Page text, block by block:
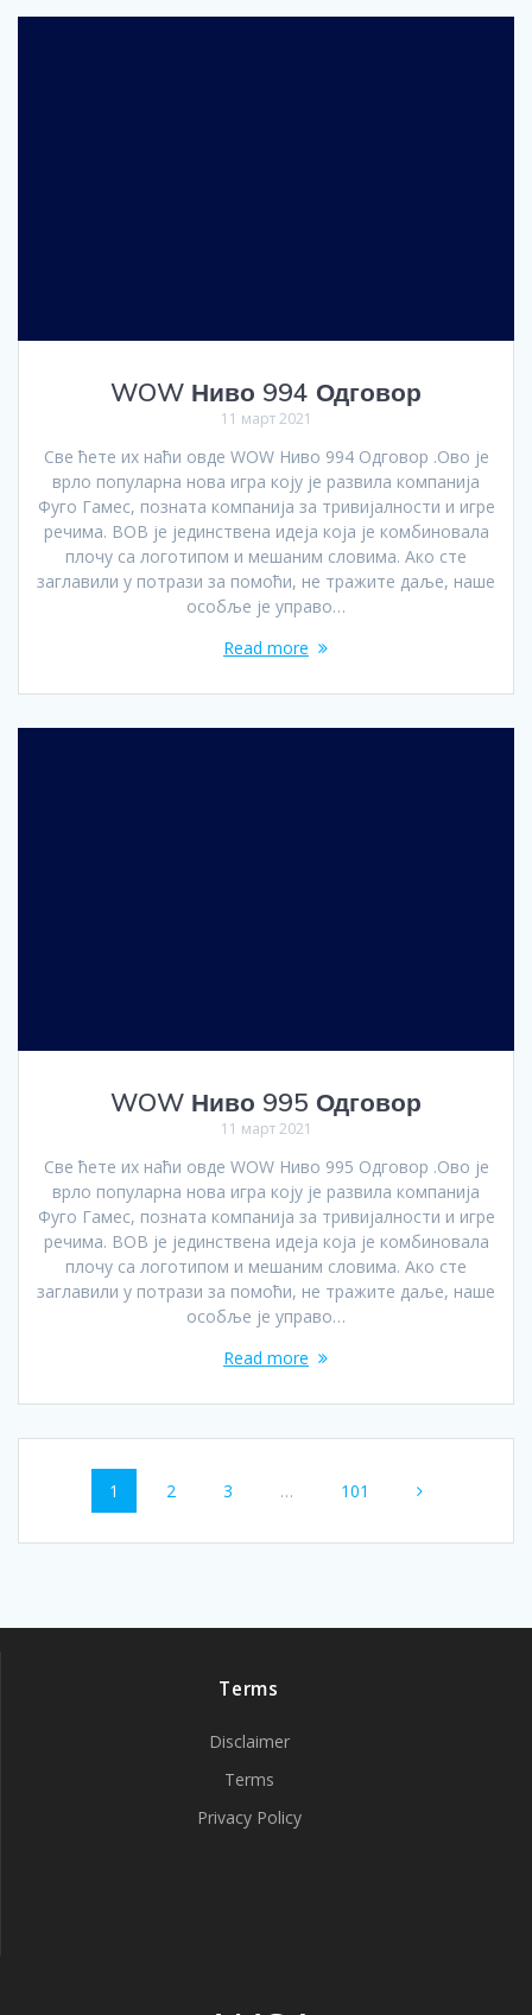
WOW Ниво 994 Одговор
11 март 2021
Све ћете их наћи овде WOW Ниво 994 Одговор .Ово је
врло популарна нова игра коју је развила компанија
Фуго Гамес, позната компанија за тривијалности и игре
речима. ВОВ је јединствена идеја која је комбиновала
плочу са логотипом и мешаним словима. Ако сте
заглавили у потрази за помоћи, не тражите даље, наше
особље је управо…
Read more
WOW Ниво 995 Одговор
11 март 2021
Све ћете их наћи овде WOW Ниво 995 Одговор .Ово је
врло популарна нова игра коју је развила компанија
Фуго Гамес, позната компанија за тривијалности и игре
речима. ВОВ је јединствена идеја која је комбиновала
плочу са логотипом и мешаним словима. Ако сте
заглавили у потрази за помоћи, не тражите даље, наше
особље је управо…
Read more
Posts
navigation
Page
1 Page
2 Page
3 … Page
101
Terms
Disclaimer
Terms
Privacy Policy